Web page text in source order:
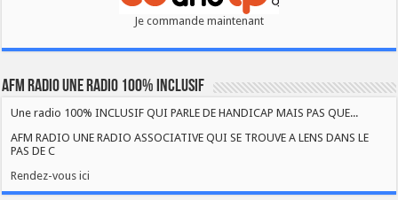
Je commande maintenant
AFM RADIO UNE RADIO 100% INCLUSIF
Une radio 100% INCLUSIF QUI PARLE DE HANDICAP MAIS PAS QUE...
AFM RADIO UNE RADIO ASSOCIATIVE QUI SE TROUVE A LENS DANS LE
PAS DE C
Rendez-vous ici